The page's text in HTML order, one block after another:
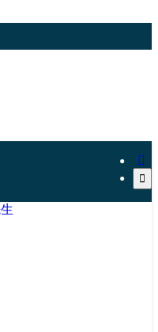
とリスク管理の秘訣